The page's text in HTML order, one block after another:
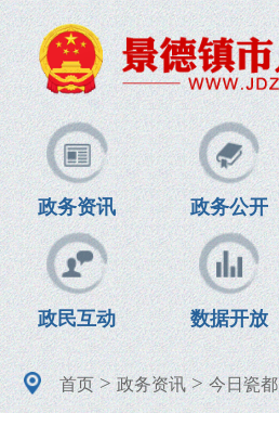
政务资讯 政务公开
政民互动 数据开放
首页>政务资讯>今日瓷都